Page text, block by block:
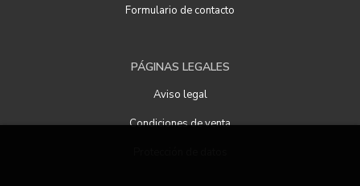
Formulario de contacto
PÁGINAS LEGALES
Aviso legal
Condiciones de venta